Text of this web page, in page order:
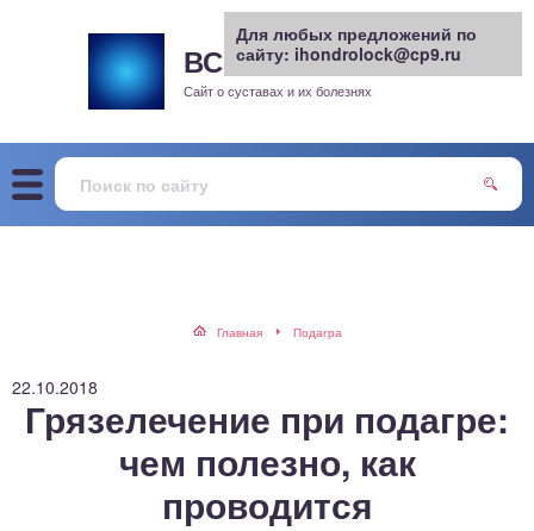
ВСЕ О СУСТАВАХ.РУ
Сайт о суставах и их болезнях
Главная Подагра
22.10.2018
Грязелечение при подагре:
чем полезно, как
проводится
Для любых предложений по
сайту: ihondrolock@cp9.ru
сустав